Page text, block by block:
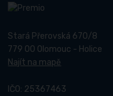
Stará Přerovská 670/8
779 00 Olomouc - Holice
Najít na mapě
IČO: 25367463